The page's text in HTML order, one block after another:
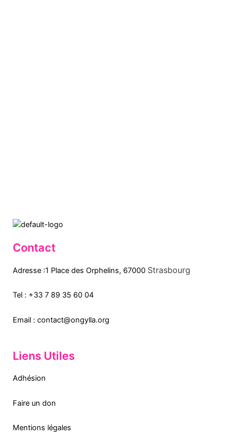
Contact
Adresse :1 Place des Orphelins, 67000 Strasbourg
Tel : +33 7 89 35 60 04
Email : contact@ongylla.org
Liens Utiles
Adhésion
Faire un don
Mentions légales